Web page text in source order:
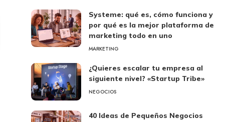
Systeme: qué es, cómo funciona y
por qué es la mejor plataforma de
marketing todo en uno
MARKETING
¿Quieres escalar tu empresa al
siguiente nivel? «Startup Tribe»
NEGOCIOS
40 Ideas de Pequeños Negocios